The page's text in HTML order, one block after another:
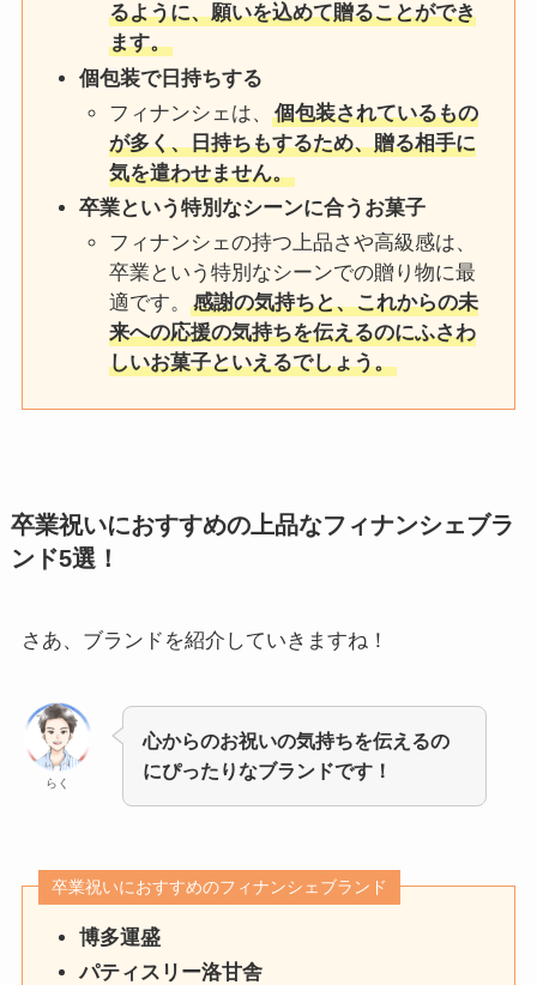
るように、願いを込めて贈ることができ
ます。
個包装で日持ちする
フィナンシェは、個包装されているもの
が多く、日持ちもするため、贈る相手に
気を遣わせません。
卒業という特別なシーンに合うお菓子
フィナンシェの持つ上品さや高級感は、
卒業という特別なシーンでの贈り物に最
適です。感謝の気持ちと、これからの未
来への応援の気持ちを伝えるのにふさわ
しいお菓子といえるでしょう。
卒業祝いにおすすめの上品なフィナンシェブラ
ンド5選！
さあ、ブランドを紹介していきますね！
らく
心からのお祝いの気持ちを伝えるの
にぴったりなブランドです！
卒業祝いにおすすめのフィナンシェブランド
博多運盛
パティスリー洛甘舎